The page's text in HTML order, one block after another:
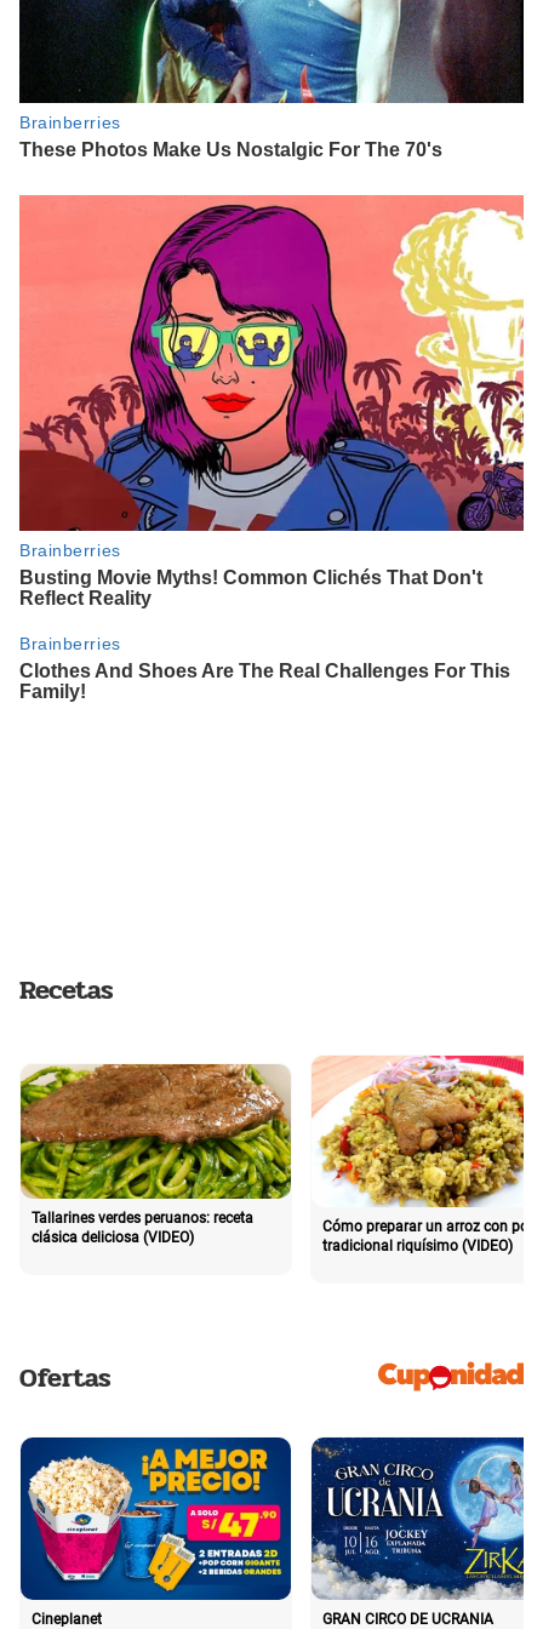
Recetas
Tallarines verdes peruanos: receta
clásica deliciosa (VIDEO)
Cómo preparar un arroz con pollo
tradicional riquísimo (VIDEO)
Ofertas
Cineplanet GRAN CIRCO DE UCRANIA